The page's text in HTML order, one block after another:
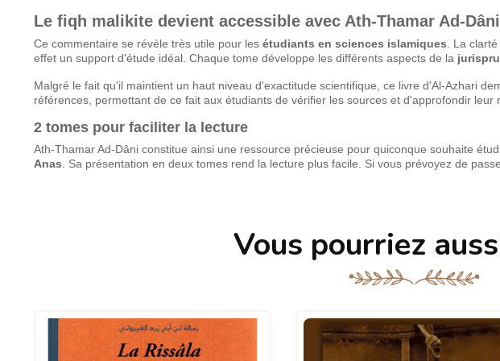
Le fiqh malikite devient accessible avec Ath-Thamar Ad-Dâni
Ce commentaire se révèle très utile pour les étudiants en sciences islamiques . La
effet un support d'étude idéal. Chaque tome développe les différents aspects de la
Malgré le fait qu'il maintient un haut niveau d'exactitude scientifique, ce livre d'Al-Azhari
références, permettant de ce fait aux étudiants de vérifier les sources et d'approfondir leur
2 tomes pour faciliter la lecture
Ath-Thamar Ad-Dâni constitue ainsi une ressource précieuse pour quiconque souhaite
Anas . Sa présentation en deux tomes rend la lecture plus facile. Si vous prévoyez de
Vous pourriez